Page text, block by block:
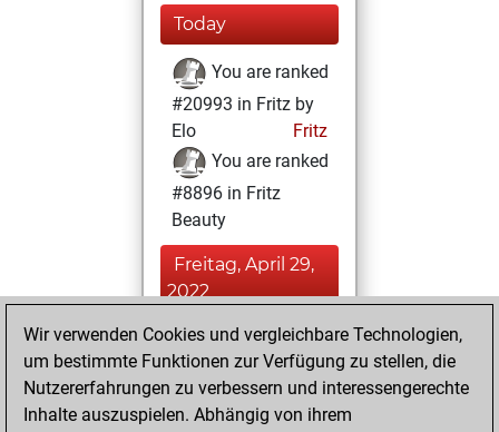
Today
You are ranked
#20993 in Fritz by
Elo
Fritz
You are ranked
#8896 in Fritz
Beauty
Freitag, April 29,
2022
You achieved a
BeautyScore of 26
Fritz
Wir verwenden Cookies und vergleichbare Technologien,
um bestimmte Funktionen zur Verfügung zu stellen, die
Nutzererfahrungen zu verbessern und interessengerechte
Inhalte auszuspielen. Abhängig von ihrem